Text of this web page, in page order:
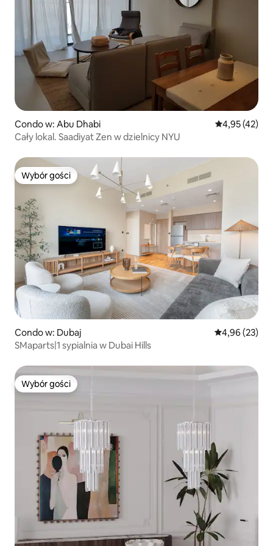
Condo w: Abu Dhabi Średnia
4,95 (42)
Cały lokal. Saadiyat Zen w dzielnicy NYU
Wybór gości
Wybór gości
Condo w: Dubaj Średnia
4,96 (23)
SMaparts|1 sypialnia w Dubai Hills
Wybór gości
Wybór gości